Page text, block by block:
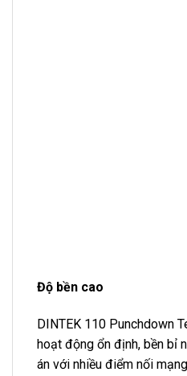
Độ bền cao
DINTEK 110 Punchdown
hoạt động ổn định, bền bỉ
án với nhiều điểm nối